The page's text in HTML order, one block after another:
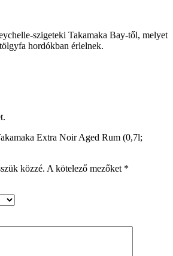
szigeteki Takamaka Bay-től, melyet
hordókban érlelnek.
Extra Noir Aged Rum (0,7l;
közzé. A kötelező mezőket *